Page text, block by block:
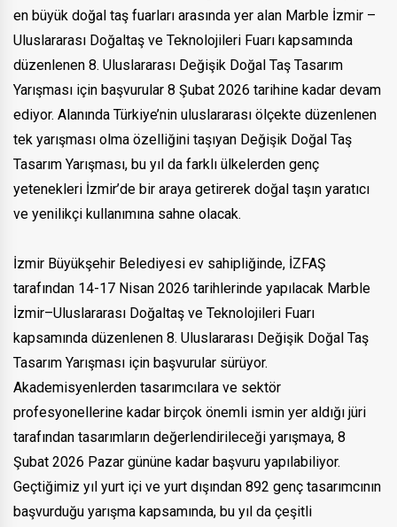
en büyük doğal taş fuarları arasında yer alan Marble İzmir –
Uluslararası Doğaltaş ve Teknolojileri Fuarı kapsamında
düzenlenen 8. Uluslararası Değişik Doğal Taş Tasarım
Yarışması için başvurular 8 Şubat 2026 tarihine kadar devam
ediyor. Alanında Türkiye’nin uluslararası ölçekte düzenlenen
tek yarışması olma özelliğini taşıyan Değişik Doğal Taş
Tasarım Yarışması, bu yıl da farklı ülkelerden genç
yetenekleri İzmir’de bir araya getirerek doğal taşın yaratıcı
ve yenilikçi kullanımına sahne olacak.
İzmir Büyükşehir Belediyesi ev sahipliğinde, İZFAŞ
tarafından 14-17 Nisan 2026 tarihlerinde yapılacak Marble
İzmir–Uluslararası Doğaltaş ve Teknolojileri Fuarı
kapsamında düzenlenen 8. Uluslararası Değişik Doğal Taş
Tasarım Yarışması için başvurular sürüyor.
Akademisyenlerden tasarımcılara ve sektör
profesyonellerine kadar birçok önemli ismin yer aldığı jüri
tarafından tasarımların değerlendirileceği yarışmaya, 8
Şubat 2026 Pazar gününe kadar başvuru yapılabiliyor.
Geçtiğimiz yıl yurt içi ve yurt dışından 892 genç tasarımcının
başvurduğu yarışma kapsamında, bu yıl da çeşitli